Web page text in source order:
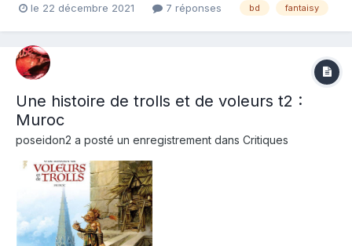
Editeur de l'album : Soleil Note : Résumé de l'album : Une jeune
le 22 décembre 2021 7 réponses bd fantaisy
Une histoire de trolls et de voleurs t2 :
Muroc
poseidon2 a posté un enregistrement dans Critiques